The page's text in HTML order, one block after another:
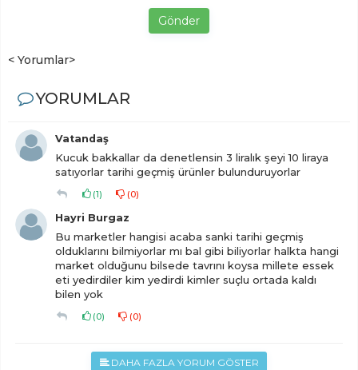
Gönder
< Yorumlar>
YORUMLAR
Vatandaş
Kucuk bakkallar da denetlensin 3 liralık şeyi 10 liraya
satıyorlar tarihi geçmiş ürünler bulunduruyorlar
(1) (0)
Hayri Burgaz
Bu marketler hangisi acaba sanki tarihi geçmiş
olduklarını bilmiyorlar mı bal gibi biliyorlar halkta hangi
market olduğunu bilsede tavrını koysa millete essek
eti yedirdiler kim yedirdi kimler suçlu ortada kaldı
bilen yok
(0) (0)
DAHA FAZLA YORUM GÖSTER